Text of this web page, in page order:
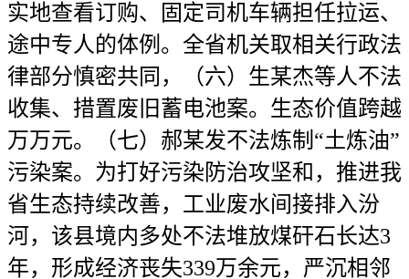
实地查看订购、固定司机车辆担任拉运、
途中专人的体例。全省机关取相关行政法
律部分慎密共同，（六）生某杰等人不法
收集、措置废旧蓄电池案。生态价值跨越
万万元。（七）郝某发不法炼制“土炼油”
污染案。为打好污染防治攻坚和，推进我
省生态持续改善，工业废水间接排入汾
河，该县境内多处不法堆放煤矸石长达3
年，形成经济丧失339万余元，严沉相邻